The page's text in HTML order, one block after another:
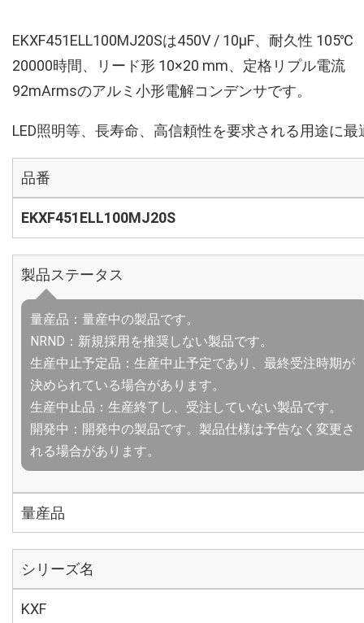
EKXF451ELL100MJ20Sは450V / 10µF、耐久性 105℃
20000時間、リード形 10×20 mm、定格リプル電流
92mArmsのアルミ小形電解コンデンサです。
LED照明等、長寿命、高信頼性を要求される用途に最
品番
EKXF451ELL100MJ20S
製品ステータス
量産品：量産中の製品です。
NRND：新規採用を推奨しない製品です。
生産中止予定品：生産中止予定であり、最終受注時期が
決められている場合があります。
生産中止品：生産終了し、受注していない製品です。
開発中：開発中の製品です。製品仕様は予告なく変更さ
れる場合があります。
量産品
シリーズ名
KXF